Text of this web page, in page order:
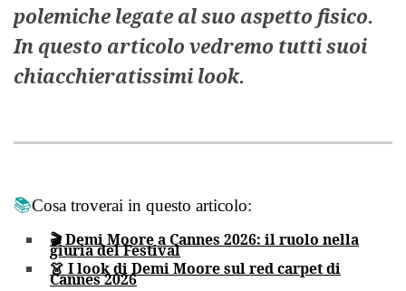
polemiche legate al suo aspetto fisico.
In questo articolo vedremo tutti suoi
chiacchieratissimi look.
📚Cosa troverai in questo articolo:
🎬 Demi Moore a Cannes 2026: il ruolo nella
giuria del Festival
👗 I look di Demi Moore sul red carpet di
Cannes 2026